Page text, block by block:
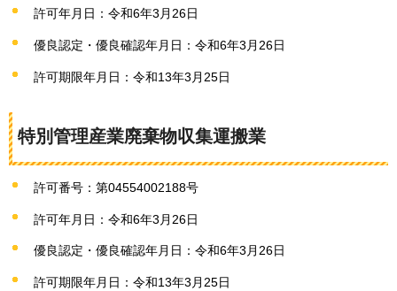
許可年月日：令和6年3月26日
優良認定・優良確認年月日：令和6年3月26日
許可期限年月日：令和13年3月25日
特別管理産業廃棄物収集運搬業
許可番号：第04554002188号
許可年月日：令和6年3月26日
優良認定・優良確認年月日：令和6年3月26日
許可期限年月日：令和13年3月25日